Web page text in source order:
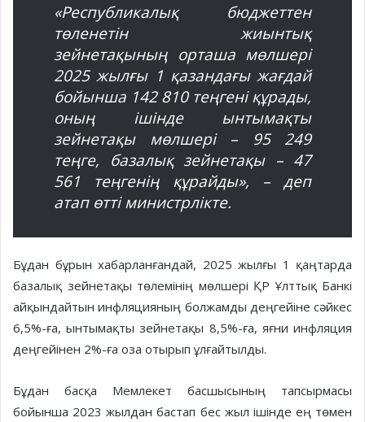
«Республикалық бюджеттен
төленетін жиынтық
зейнетақының орташа мөлшері
2025 жылғы 1 қазандағы жағдай
бойынша 142 810 теңгені құрады,
оның ішінде ынтымақты
зейнетақы мөлшері – 95 249
теңге, базалық зейнетақы – 47
561 теңгенің құрайды», – деп
атап өтті министрлікте.
Бұдан бұрын хабарланғандай, 2025 жылғы 1 қаңтарда
базалық зейнетақы төлемінің мөлшері ҚР Ұлттық Банкі
айқындайтын инфляцияның болжамды деңгейіне сәйкес
6,5%-ға, ынтымақты зейнетақы 8,5%-ға, яғни инфляция
деңгейінен 2%-ға оза отырып ұлғайтылды.
Бұдан басқа Мемлекет басшысының тапсырмасы
бойынша 2023 жылдан бастап бес жыл ішінде ең төмен